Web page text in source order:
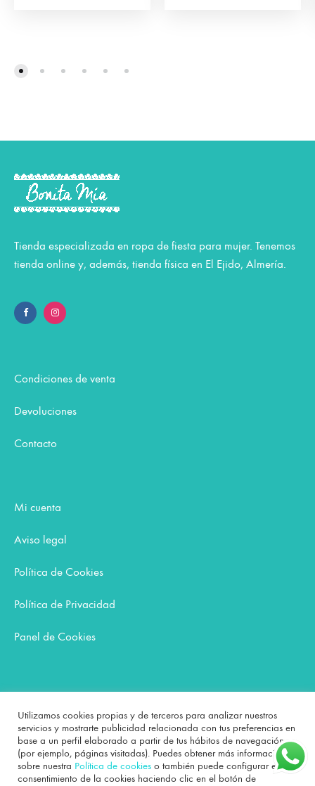
Tienda especializada en ropa de fiesta para mujer. Tenemos
tienda online y, además, tienda física en El Ejido, Almería.
Condiciones de venta
Devoluciones
Contacto
Mi cuenta
Aviso legal
Política de Cookies
Política de Privacidad
Panel de Cookies
No hay productos en el carrito.
Utilizamos cookies propias y de terceros para analizar nuestros
servicios y mostrarte publicidad relacionada con tus preferencias en
base a un perfil elaborado a partir de tus hábitos de navegación
(por ejemplo, páginas visitadas). Puedes obtener más información
sobre nuestra Política de cookies o también puede configurar el
consentimiento de la cookies haciendo clic en el botón de